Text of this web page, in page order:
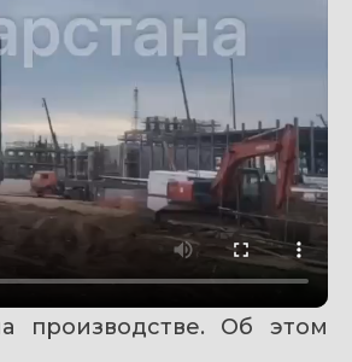
производстве. Об этом